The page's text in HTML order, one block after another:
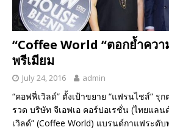
“Coffee World “ตอกย้ำคว
พรีเมียม
July 24, 2016 admin
“คอฟฟี่เวิลด์” ตั้งเป้าขยาย “แฟรนไชส์” รุ
รวด บริษัท จีเอฟเอ คอร์ปอเรชั่น (ไทยแล
เวิลด์” (Coffee World) แบรนด์กาแฟระดับ